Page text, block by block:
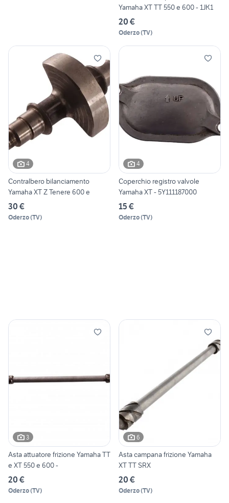
Yamaha XT TT 550 e 600 - 1JK1
20 €
Oderzo(TV)
4
Contralbero bilanciamento
Yamaha XT Z Tenere 600 e
30 €
Oderzo(TV)
4
Coperchio registro valvole
Yamaha XT - 5Y111187000
15 €
Oderzo(TV)
3
Asta attuatore frizione Yamaha TT
e XT 550 e 600 -
20 €
Oderzo(TV)
6
Asta campana frizione Yamaha
XT TT SRX
20 €
Oderzo(TV)